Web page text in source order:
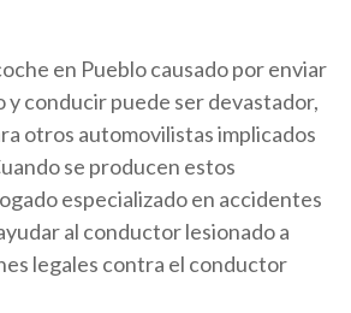
en Pueblo causado por enviar
y conducir puede ser devastador,
otros automovilistas implicados
se producen estos
especializado en accidentes
al conductor lesionado a
legales contra el conductor